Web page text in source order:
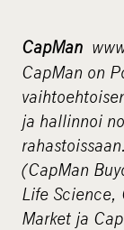
CapMan
CapMan on
ja hallinnoi
(CapMan
Life Science,
Market ja